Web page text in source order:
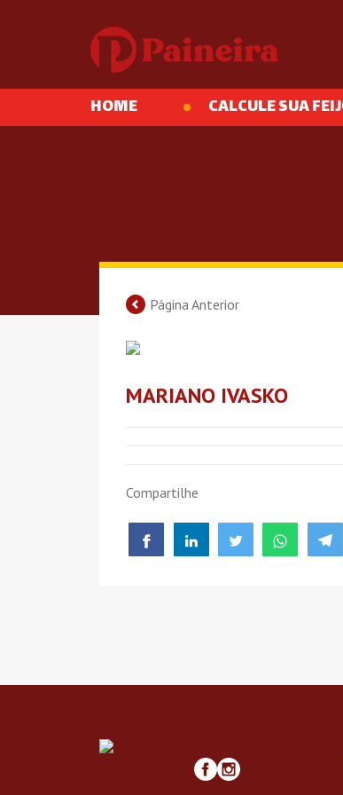
HOME CALCULE SUA
Página Anterior
MARIANO IVASKO
Compartilhe